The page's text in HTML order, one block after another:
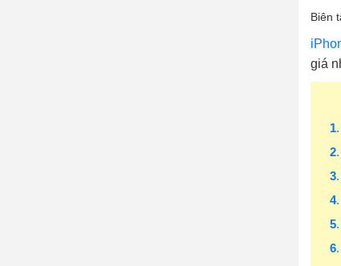
Biên
giá
1
2
3
4
5
6